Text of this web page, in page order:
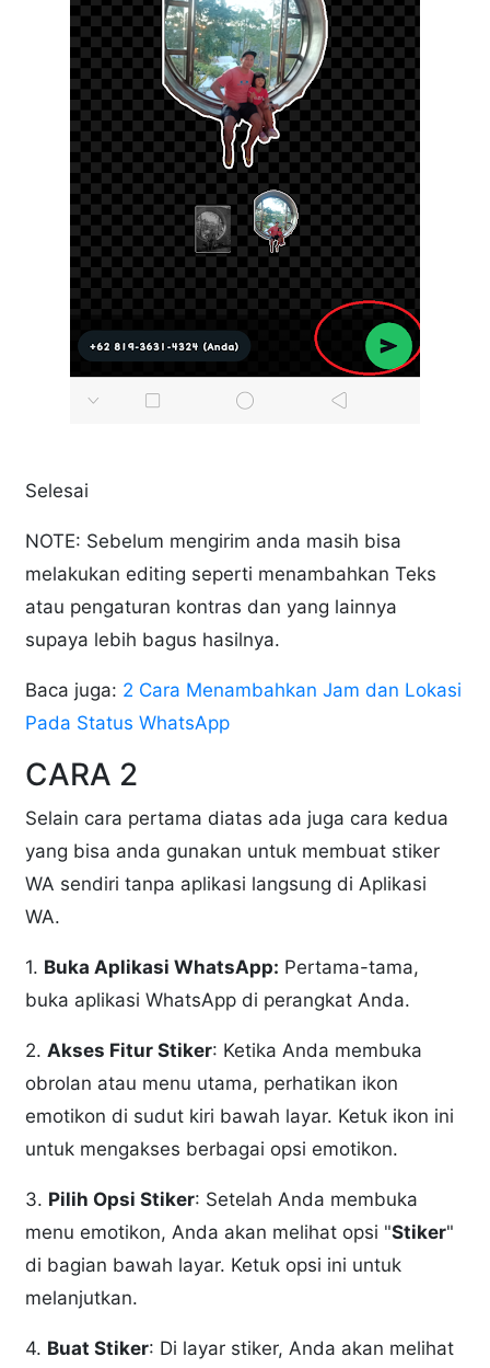
Selesai
NOTE: Sebelum mengirim anda masih bisa
melakukan editing seperti menambahkan Teks
atau pengaturan kontras dan yang lainnya
supaya lebih bagus hasilnya.
Baca juga: 2 Cara Menambahkan Jam dan Lokasi
Pada Status WhatsApp
CARA 2
Selain cara pertama diatas ada juga cara kedua
yang bisa anda gunakan untuk membuat stiker
WA sendiri tanpa aplikasi langsung di Aplikasi
WA.
1. Buka Aplikasi WhatsApp: Pertama-tama,
buka aplikasi WhatsApp di perangkat Anda.
2. Akses Fitur Stiker: Ketika Anda membuka
obrolan atau menu utama, perhatikan ikon
emotikon di sudut kiri bawah layar. Ketuk ikon ini
untuk mengakses berbagai opsi emotikon.
3. Pilih Opsi Stiker: Setelah Anda membuka
menu emotikon, Anda akan melihat opsi "Stiker"
di bagian bawah layar. Ketuk opsi ini untuk
melanjutkan.
4. Buat Stiker: Di layar stiker, Anda akan melihat